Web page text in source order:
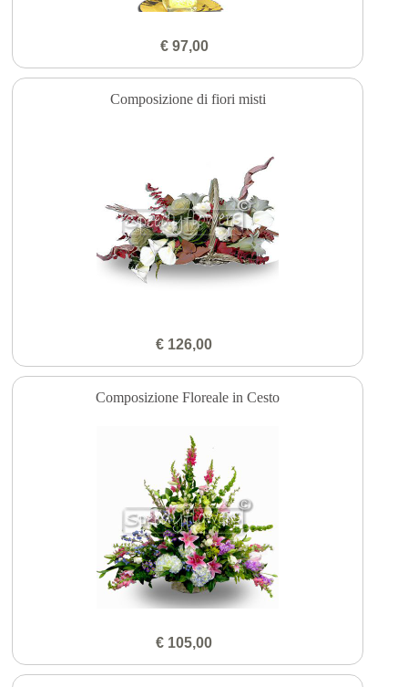
€ 97,00
Composizione di fiori misti
€ 126,00
Composizione Floreale in Cesto
€ 105,00